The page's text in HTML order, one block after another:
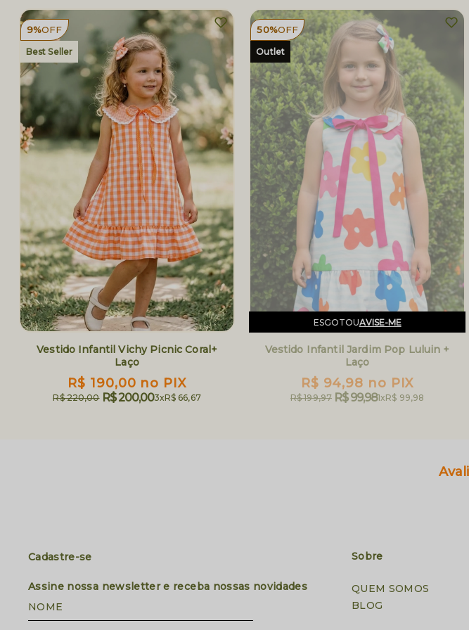
9%OFF
Best Seller
Vestido Infantil Vichy Picnic Coral+
Laço
R$ 190,00 no PIX
R$ 220,00 R$ 200,003xR$ 66,67
50%OFF
Outlet
ESGOTOUAVISE-ME
Vestido Infantil Jardim Pop Luluin +
Laço
R$ 94,98 no PIX
R$ 199,97 R$ 99,981xR$ 99,98
Cadastre-se
Assine nossa newsletter e receba nossas novidades
NOME
Sobre
QUEM SOMOS
BLOG